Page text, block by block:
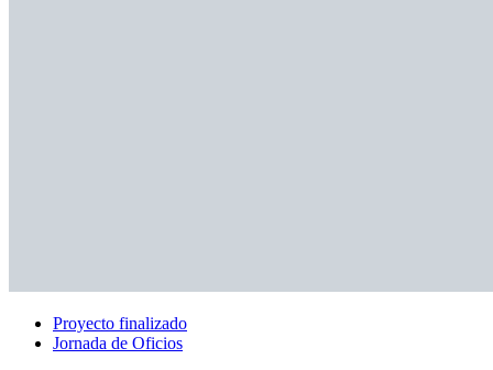
Proyecto finalizado
Jornada de Oficios